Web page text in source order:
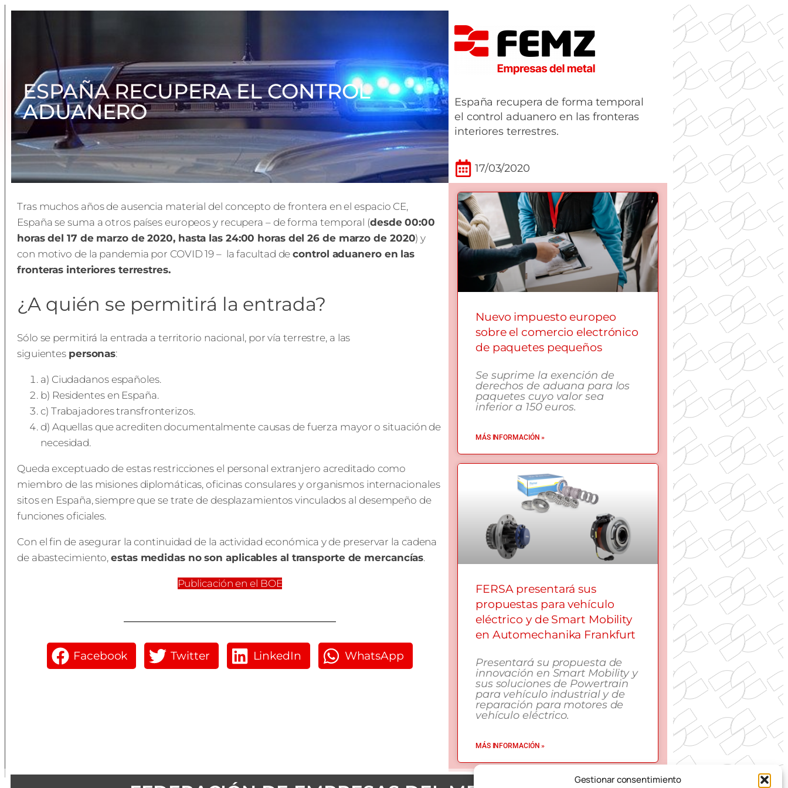
Gestionar consentimiento
ESPAÑA RECUPERA EL CONTROL
ADUANERO
España recupera de forma temporal
el control aduanero en las fronteras
interiores terrestres.
17/03/2020
Tras muchos años de ausencia material del concepto de frontera en el espacio CE,
España se suma a otros países europeos y recupera – de forma temporal (desde 00:00
horas del 17 de marzo de 2020, hasta las 24:00 horas del 26 de marzo de 2020) y
con motivo de la pandemia por COVID 19 – la facultad decontrol aduanero en las
fronteras interiores terrestres.
¿A quién se permitirá la entrada?
Sólo se permitirá la entrada a territorio nacional, por vía terrestre, a las
siguientes personas:
a) Ciudadanos españoles.
b) Residentes en España.
c) Trabajadores transfronterizos.
d) Aquellas que acrediten documentalmente causas de fuerza mayor o situación de
necesidad.
Queda exceptuado de estas restricciones el personal extranjero acreditado como
miembro de las misiones diplomáticas, oficinas consulares y organismos internacionales
sitos en España, siempre que se trate de desplazamientos vinculados al desempeño de
funciones oficiales.
Con el fin de asegurar la continuidad de la actividad económica y de preservar la cadena
de abastecimiento,estas medidas no son aplicables al transporte de mercancías.
Publicación en el BOE
Facebook Twitter LinkedIn WhatsApp
Nuevo impuesto europeo
sobre el comercio electrónico
de paquetes pequeños
Se suprime la exención de
derechos de aduana para los
paquetes cuyo valor sea
inferior a 150 euros.
MÁS INFORMACIÓN »
FERSA presentará sus
propuestas para vehículo
eléctrico y de Smart Mobility
en Automechanika Frankfurt
Presentará su propuesta de
innovación en Smart Mobility y
sus soluciones de Powertrain
para vehículo industrial y de
reparación para motores de
vehículo eléctrico.
MÁS INFORMACIÓN »